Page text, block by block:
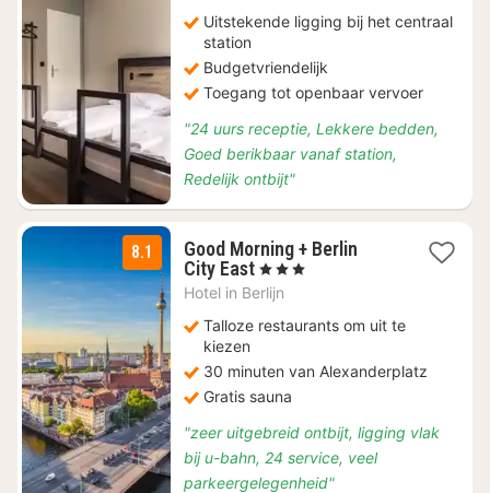
78,92
Uitstekende ligging bij het centraal
station
Budgetvriendelijk
Toegang tot openbaar vervoer
"24 uurs receptie, Lekkere bedden,
Goed berikbaar vanaf station,
Redelijk ontbijt"
8.1
Good Morning + Berlin
City East1
nacht
vanaf
€
, 3 Sterren
Hotel in Berlijn
Talloze restaurants om uit te
kiezen
30 minuten van Alexanderplatz
Gratis sauna
"zeer uitgebreid ontbijt, ligging vlak
bij u-bahn, 24 service, veel
parkeergelegenheid"